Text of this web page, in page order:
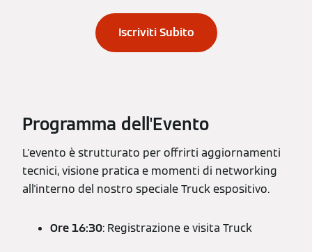
Iscriviti Subito
Programma dell'Evento
L'evento è strutturato per offrirti aggiornamenti
tecnici, visione pratica e momenti di networking
all'interno del nostro speciale Truck espositivo.
Ore 16:30: Registrazione e visita Truck